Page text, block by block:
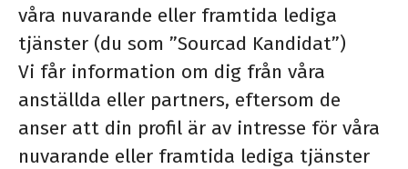
våra nuvarande eller framtida lediga
tjänster (du som ”Sourcad Kandidat”)
Vi får information om dig från våra
anställda eller partners, eftersom de
anser att din profil är av intresse för våra
nuvarande eller framtida lediga tjänster